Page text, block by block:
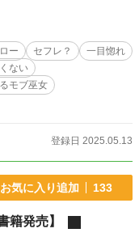
ー セフレ？
一目惚れ
ない
モブ巫女
登録日 2025.05.13
お気に入り追加 133
籍発売】